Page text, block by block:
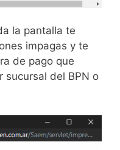
la pantalla te
impagas y te
de pago que
sucursal del BPN o